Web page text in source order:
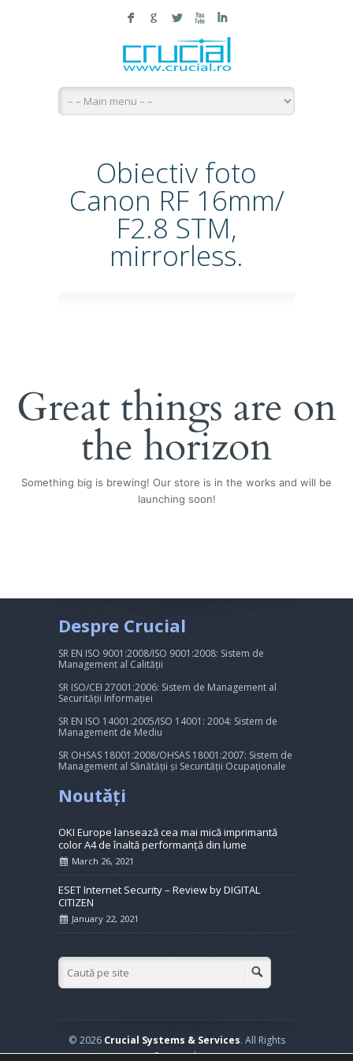
F G L X I
Obiectiv foto
Canon RF 16mm/
F2.8 STM,
mirrorless.
Great things are on
the horizon
Something big is brewing! Our store is in the works and will be
launching soon!
Despre Crucial
SR EN ISO 9001:2008/ISO 9001:2008: Sistem de
Management al Calității
SR ISO/CEI 27001:2006: Sistem de Management al
Securității Informației
SR EN ISO 14001:2005/ISO 14001: 2004: Sistem de
Management de Mediu
SR OHSAS 18001:2008/OHSAS 18001:2007: Sistem de
Management al Sănătății și Securității Ocupaționale
Noutăți
OKI Europe lansează cea mai mică imprimantă
color A4 de înaltă performanță din lume
March 26, 2021
ESET Internet Security – Review by DIGITAL
CITIZEN
January 22, 2021
© 2026 Crucial Systems & Services. All Rights
Reserved.